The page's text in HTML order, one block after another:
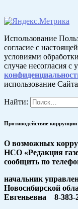
Использование
согласие с настоящей
условиями
случае несогласия с
использование
Найти:
Противодействие коррупции
О возможных
НСО «Редакция
сообщить по
начальник
Новосибирской
Евгеньевна 8-383-